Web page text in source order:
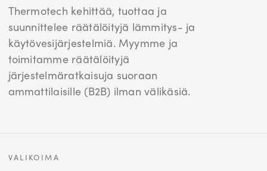
Thermotech kehittää, tuottaa ja
suunnittelee räätälöityjä lämmitys- ja
käytövesijärjestelmiä. Myymme ja
toimitamme räätälöityjä
järjestelmäratkaisuja suoraan
ammattilaisille (B2B) ilman välikäsiä.
VALIKOIMA